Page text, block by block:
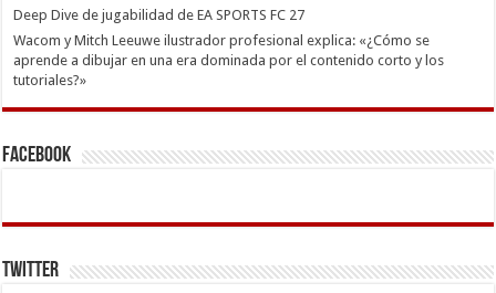
Deep Dive de jugabilidad de EA SPORTS FC 27
Wacom y Mitch Leeuwe ilustrador profesional explica: «¿Cómo se
aprende a dibujar en una era dominada por el contenido corto y los
tutoriales?»
Facebook
Twitter